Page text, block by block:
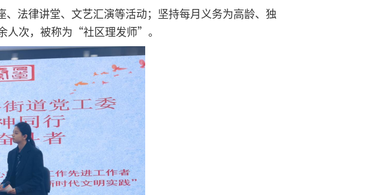
法律讲堂、文艺汇演等活动；坚持每月义务为高龄、独
人次，被称为“社区理发师”。